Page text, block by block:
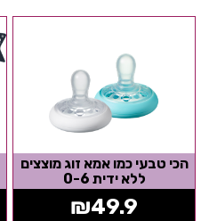
הכי טבעי כמו אמא זוג מוצצים
ללא ידית 0-6
₪49.9